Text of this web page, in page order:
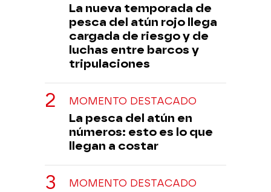
La nueva temporada de
pesca del atún rojo llega
cargada de riesgo y de
luchas entre barcos y
tripulaciones
MOMENTO DESTACADO
La pesca del atún en
números: esto es lo que
llegan a costar
MOMENTO DESTACADO